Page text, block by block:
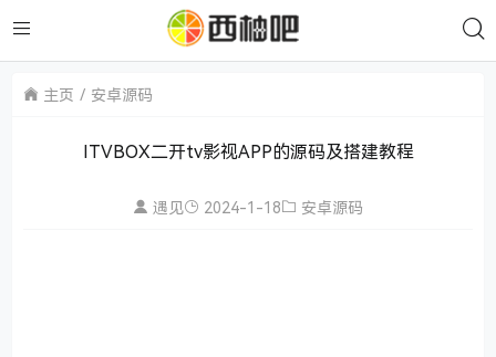
主页 安卓源码
ITVBOX二开tv影视APP的源码及搭建教程
遇见 2024-1-18 安卓源码